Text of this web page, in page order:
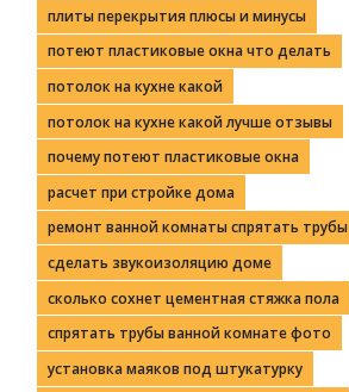
плиты перекрытия плюсы и минусы
потеют пластиковые окна что делать
потолок на кухне какой
потолок на кухне какой лучше отзывы
почему потеют пластиковые окна
расчет при стройке дома
ремонт ванной комнаты спрятать трубы
сделать звукоизоляцию доме
сколько сохнет цементная стяжка пола
спрятать трубы ванной комнате фото
установка маяков под штукатурку